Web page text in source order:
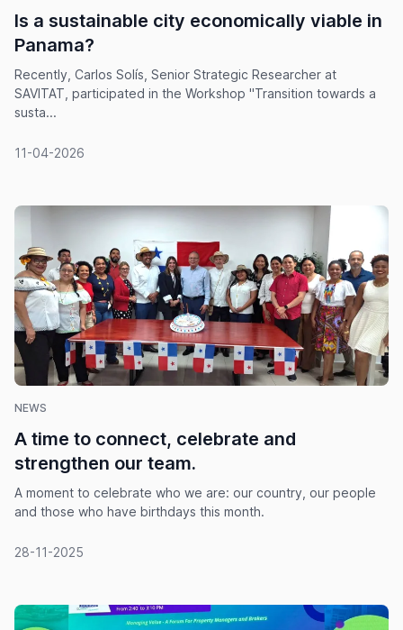
Is a sustainable city economically viable in
Panama?
Recently, Carlos Solís, Senior Strategic Researcher at
SAVITAT, participated in the Workshop "Transition towards a
susta...
11-04-2026
NEWS
A time to connect, celebrate and
strengthen our team.
A moment to celebrate who we are: our country, our people
and those who have birthdays this month.
28-11-2025